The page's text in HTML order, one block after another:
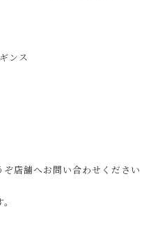
ンス
店舗へお問い合わせください